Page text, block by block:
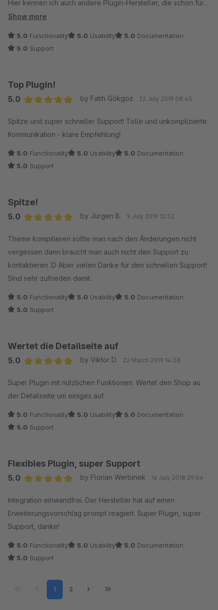
Hier kennen ich auch andere Plugin-Hersteller, die schon für
eine Frage noch Geld einkassieren möchten.
Show more
5.0 Functionality 5.0 Usability 5.0 Documentation
5.0 Support
Top Plugin!
5.0
by Fatih Gökgöz 22 July 2019 08:40
Spitze und super schneller Support! Tolle und unkomplizierte
Kommunikation - klare Empfehlung!
5.0 Functionality 5.0 Usability 5.0 Documentation
5.0 Support
Spitze!
5.0
by Jürgen B. 9 July 2019 12:32
Theme kompilieren sollte man nach den Änderungen nicht
vergessen dann braucht man auch nicht den Support zu
kontaktieren :D Aber vielen Danke für den schnellen Support!
Sind sehr zufrieden damit.
5.0 Functionality 5.0 Usability 5.0 Documentation
5.0 Support
Wertet die Detailseite auf
5.0
by Viktor D. 22 March 2019 14:38
Super Plugin mit nützlichen Funktionen. Wertet den Shop au
der Detailseite um einiges auf.
5.0 Functionality 5.0 Usability 5.0 Documentation
5.0 Support
Flexibles Plugin, super Support
5.0
by Florian Werbinek 16 July 2018 09:04
Integration einwandfrei. Der Hersteller hat auf einen
Erweiterungsvorschlag prompt reagiert. Super Plugin, super
Support, danke!
5.0 Functionality 5.0 Usability 5.0 Documentation
5.0 Support
Page
1 Page
2